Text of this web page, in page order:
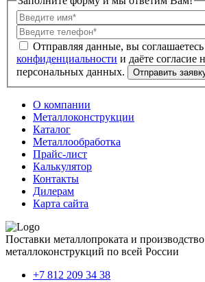
конфиденциальности
О компании
Металлоконструкции
Каталог
Металлообработка
Прайс-лист
Калькулятор
Контакты
Дилерам
Карта сайта
Поставки металлопроката и производство
металлоконструкций по всей России
+7 812 209 34 38